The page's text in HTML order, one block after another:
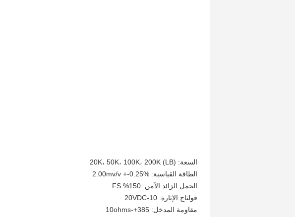
السعة: 20K، 50K، 100K، 200K (LB)
الطاقة القياسية: 2.00mv/v +-0.25%
الحمل الزائد الآمن: 150% FS
فولتاج الإثارة: 10-20VDC
مقاومة المدخل: 385+-10ohms